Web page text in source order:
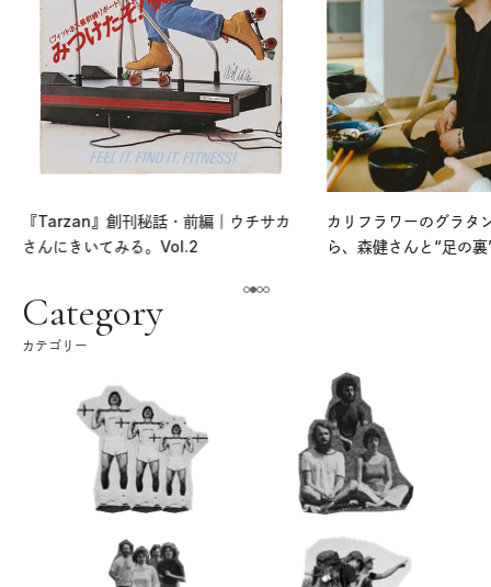
『Tarzan』創刊秘話・前編｜ウチサカ
さんにきいてみる。Vol.2
カリフラワーのグラタ
ら、森健さんと“足の
Category
カテゴリー